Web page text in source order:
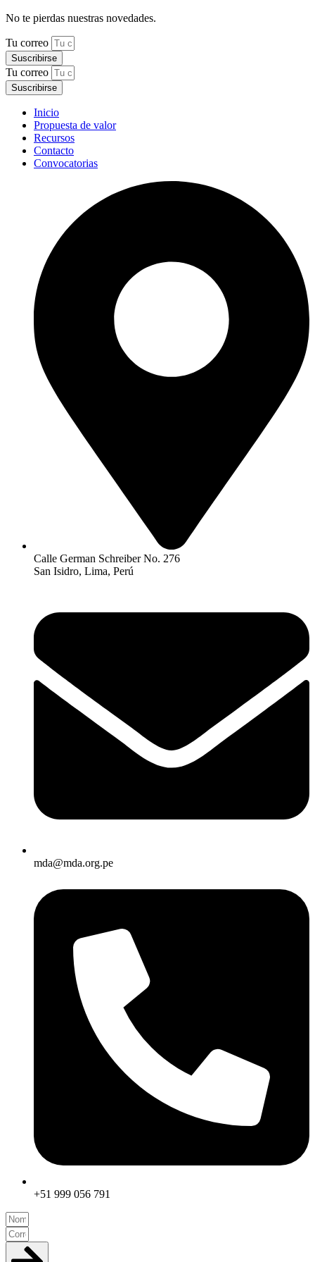
No te pierdas nuestras novedades.
Tu correo
Suscribirse
Tu correo
Suscribirse
Inicio
Propuesta de valor
Recursos
Contacto
Convocatorias
Calle German Schreiber No. 276
San Isidro, Lima, Perú
mda@mda.org.pe
+51 999 056 791